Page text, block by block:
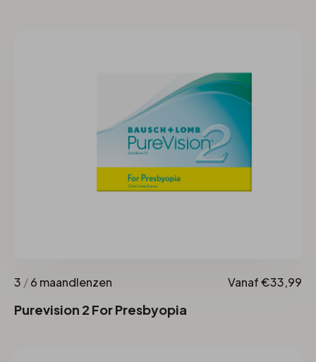
3 /6 maandlenzen Vanaf €33,99
Purevision 2 For Presbyopia